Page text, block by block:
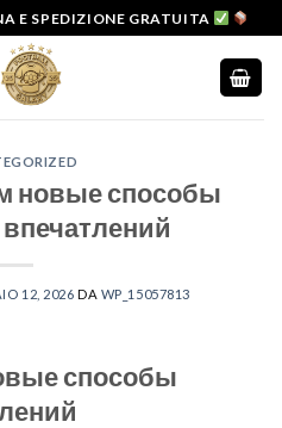
E SPEDIZIONE GRATUITA
новые способы
12, 2026 DA WP_15057813
способы